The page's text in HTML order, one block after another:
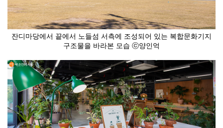
잔디마당에서 끝에서 노들섬 서측에 조성되어 있는 복합문화기지
구조물을 바라본 모습 ⓒ양인억